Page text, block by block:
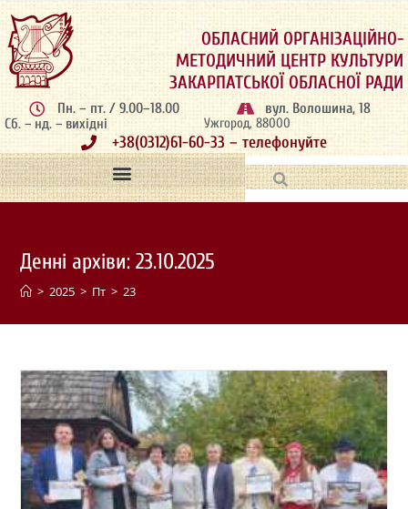
ОБЛАСНИЙ ОРГАНІЗАЦІЙНО-
МЕТОДИЧНИЙ ЦЕНТР КУЛЬТУРИ
ЗАКАРПАТСЬКОЇ ОБЛАСНОЇ РАДИ
Пн. – пт. / 9.00–18.00
Сб. – нд. – вихідні
вул. Волошина, 18
Ужгород, 88000
+38(0312)61-60-33 – телефонуйте
Денні архіви: 23.10.2025
> 2025 > Пт > 23